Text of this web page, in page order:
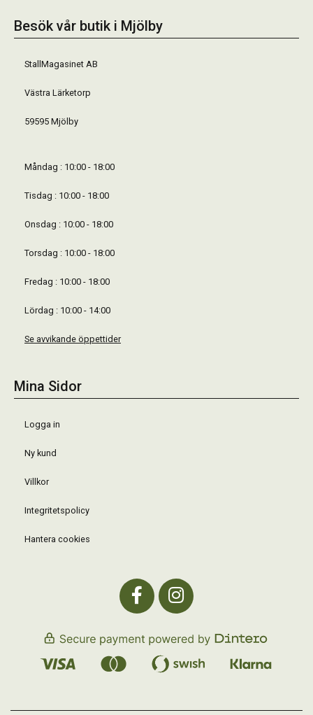
Besök vår butik i Mjölby
StallMagasinet AB
Västra Lärketorp
59595 Mjölby
Måndag : 10:00 - 18:00
Tisdag : 10:00 - 18:00
Onsdag : 10:00 - 18:00
Torsdag : 10:00 - 18:00
Fredag : 10:00 - 18:00
Lördag : 10:00 - 14:00
Se avvikande öppettider
Mina Sidor
Logga in
Ny kund
Villkor
Integritetspolicy
Hantera cookies